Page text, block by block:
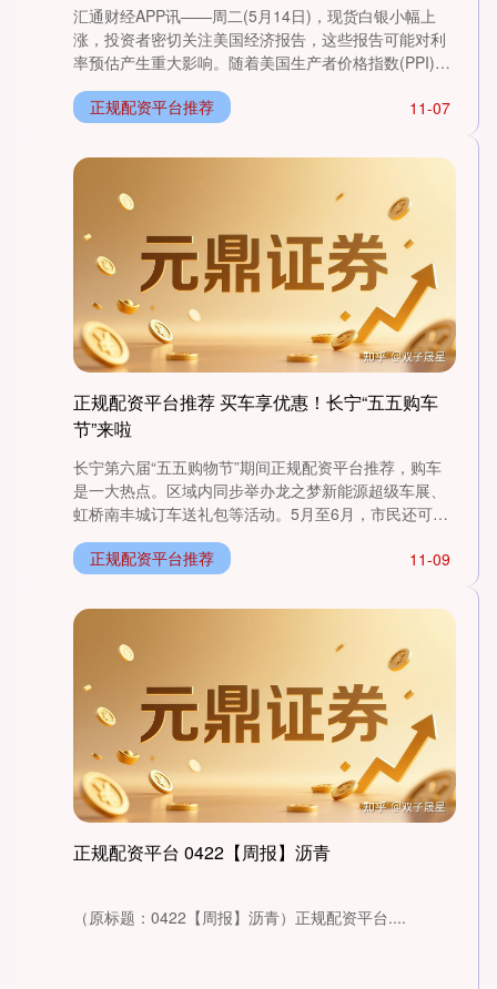
汇通财经APP讯——周二(5月14日)，现货白银小幅上
涨，投资者密切关注美国经济报告，这些报告可能对利
率预估产生重大影响。随着美国生产者价格指数(PPI)发
11-07
正规配资平台推荐
正规配资平台推荐 买车享优惠！长宁“五五购车
节”来啦
长宁第六届“五五购物节”期间正规配资平台推荐，购车
是一大热点。区域内同步举办龙之梦新能源超级车展、
虹桥南丰城订车送礼包等活动。5月至6月，市民还可参
11-09
正规配资平台推荐
正规配资平台 0422【周报】沥青
（原标题：0422【周报】沥青）正规配资平台....
深证成指 -0.24%
沪深300
+0.30%